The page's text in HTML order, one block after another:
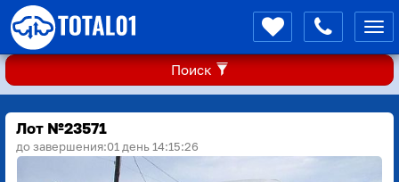
Поиск
Лот №23571
до завершения:01 день 14:15:26